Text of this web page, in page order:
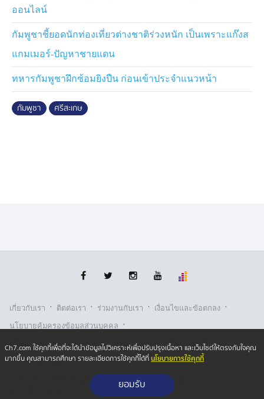
3.นายระตะนัก อายุ 30 ปี ลูกชาย นางเขื่อน จำนวน 3,462
วัน และ 4. น.ส.แสงสี อายุ 21 ปี หลานสาว นางเขื่อน โดย
การอนุญาตสิ้นสุด จำนวน 85 วัน ต้องโทษห้ามเข้าประเทศ
10 ปี ในกรณีอยู่เกิน 1 ปี แต่หากไม่เกิน 1 ปี ห้ามเข้า 5 ปี
โดยสำนักงานตรวจคนเข้าเมือง ถึงเปิดด่านช่องสะงำ กรณี
ห้ามเข้าก็คือห้ามเข้า ไม่มียกเว้น
ด้าน พ.ต.อ.พฤทธิ์ บุญปก ผกก.สภ.ภูสิงห์ กล่าวว่า ซึ่งกรณี
ประเทศไทยในระยะ 10 ปีด้วย
อย่างไรก็ตาม นางเขื่อน กล่าวว่า มั่นใจว่าหลังถูกผลักดัน
ขอกลับเข้ามาอยุ่กับครอบครัวชาวไทยต่อได้ ต่อต้องรอด่าน
ช่องสะงำ อ.ภูสิงห์ เปิดก่อน เพราะตอนนี้บ้านที่อยู่กัมพูชาที่
ไปหมดแล้ว
ทั้งนี้ ในการมารับตัว นางเขื่อน พร้อมลูกหลานที่ถูกผลักดัน
ออกนอกราชอาญาจักรในเช้าตรู่ของวันที่ 12 ก.ย. 68 ตั้งแต่
ออนไลน์
กัมพูชาชี้ยอดนักท่องเที่ยวต่างชาติร่วงหนัก เป็นเพราะแก๊งส
แกมเมอร์-ปัญหาชายแดน
ทหารกัมพูชาฝึกซ้อมยิงปืน ก่อนเข้าประจำแนวหน้า
กัมพูชา ศรีสะเกษ
เกี่ยวกับเรา · ติตต่อเรา · ร่วมงานกับเรา · เงื่อนไขและข้อตกลง ·
นโยบายคุ้มครองข้อมูลส่วนบุคคล ·
นโยบายคุ้มครองข้อมูลส่วนบุคคล (ออนไลน์) · นโยบายคุกกี้ ·
รับเรื่องร้องเรียน
Copyright © 2026 Bangkok Broadcasting & T.V. Co.,Ltd.
Ch7.com ใช้คุกกี้เพื่อที่จะได้นำข้อมูลไปวิเคราะห์เพื่อปรับปรุงเนื้อหา และเว็บไซต์ให้ตรงกับใจคุณ
มากขึ้น คุณสามารถศึกษา รายละเอียดการใช้คุกกี้ได้ที่นโยบายการใช้คุกกี้
ยอมรับ